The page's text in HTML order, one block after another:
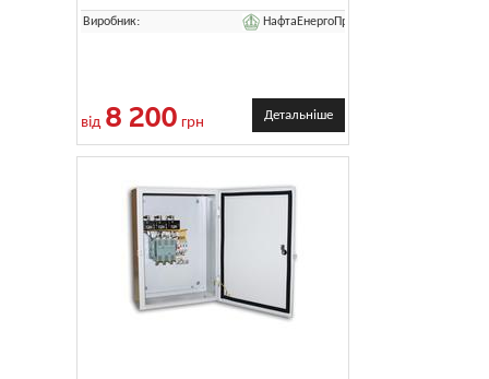
Виробник: НафтаЕнергоПром
від 8 200 грн Детальніше